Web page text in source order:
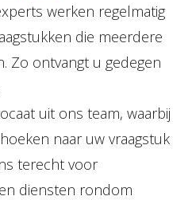
werken regelmatig
die meerdere
Zo ontvangt u gedegen
uit ons team, waarbij
naar uw vraagstuk
terecht voor
diensten rondom